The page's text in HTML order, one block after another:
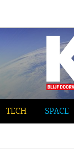
TECH SPACE